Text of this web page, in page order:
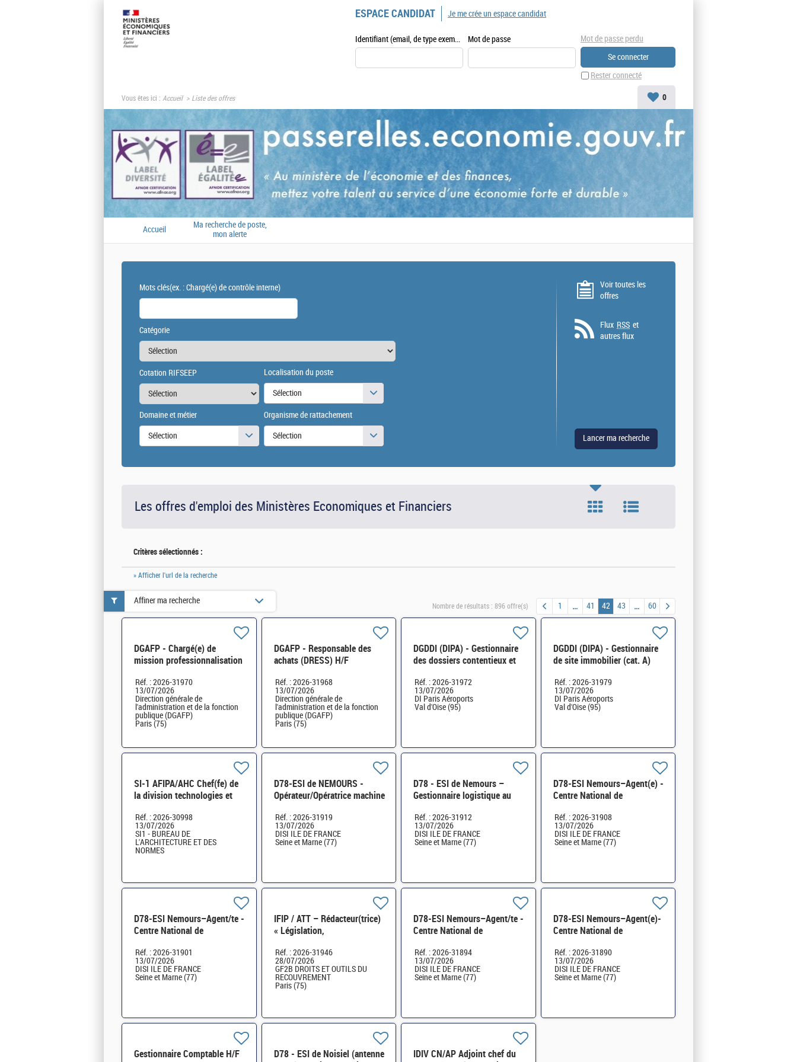
ESPACE CANDIDAT
Identifiant (email, de type exemple@exemple.fr) Mot de passe
Rester connecté
Mot de passe perdu
Je me crée un espace candidat
Vous êtes ici : Accueil Liste des offres 0
Accueil
Ma recherche de poste,
mon alerte
Mots clés(ex. : Chargé(e) de contrôle interne)
Catégorie
Cotation RIFSEEP Localisation du poste
Sélection
Domaine et métier
Sélection
Organisme de rattachement
Sélection
Voir toutes les
offres
Flux RSS et
autres flux
Les offres d'emploi des Ministères Economiques et Financiers
Critères sélectionnés :
» Afficher l'url de la recherche
Nombre de résultats : 896 offre(s) 1 41 42 43 60
DGAFP - Chargé(e) de
mission professionnalisation
H/F
Réf. : 2026-31970
13/07/2026
Direction générale de
l'administration et de la fonction
publique (DGAFP)
Paris (75)
DGAFP - Responsable des
achats (DRESS) H/F
Réf. : 2026-31968
13/07/2026
Direction générale de
l'administration et de la fonction
publique (DGAFP)
Paris (75)
DGDDI (DIPA) - Gestionnaire
des dossiers contentieux et
B) H/F
Réf. : 2026-31972
13/07/2026
DI Paris Aéroports
Val d'Oise (95)
DGDDI (DIPA) - Gestionnaire
de site immobilier (cat. A)
Réf. : 2026-31979
13/07/2026
DI Paris Aéroports
Val d'Oise (95)
SI-1 AFIPA/AHC Chef(fe) de
la division technologies et
Réf. : 2026-30998
13/07/2026
SI1 - BUREAU DE
L'ARCHITECTURE ET DES
NORMES
D78-ESI de NEMOURS -
Opérateur/Opératrice machine
impression finition H/F
Réf. : 2026-31919
13/07/2026
DISI ILE DE FRANCE
Seine et Marne (77)
D78 - ESI de Nemours –
Gestionnaire logistique au
de proximité H/F
Réf. : 2026-31912
13/07/2026
DISI ILE DE FRANCE
Seine et Marne (77)
D78-ESI Nemours–Agent(e) -
Centre National de
et MNT des déclarations
2736 H/F
Réf. : 2026-31908
13/07/2026
DISI ILE DE FRANCE
Seine et Marne (77)
D78-ESI Nemours–Agent/te -
Centre National de
et MNT des déclarations
2736 H/F
Réf. : 2026-31901
13/07/2026
DISI ILE DE FRANCE
Seine et Marne (77)
IFIP / ATT – Rédacteur(trice)
« Législation,
recouvrement forcé » H/F
Réf. : 2026-31946
28/07/2026
GF2B DROITS ET OUTILS DU
RECOUVREMENT
Paris (75)
D78-ESI Nemours–Agent/te -
Centre National de
et MNT des déclarations
2736 H/F
Réf. : 2026-31894
13/07/2026
DISI ILE DE FRANCE
Seine et Marne (77)
D78-ESI Nemours–Agent(e)-
Centre National de
et MNT des déclarations
2736 H/F
Réf. : 2026-31890
13/07/2026
DISI ILE DE FRANCE
Seine et Marne (77)
Gestionnaire Comptable H/F
D78 - ESI de Noisiel (antenne
IDIV CN/AP Adjoint chef du
Affiner ma recherche